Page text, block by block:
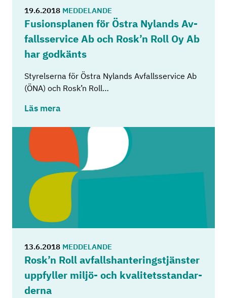
19.6.2018 MEDDELANDE
Fu­sions­pla­nen för Östra Ny­lands Av­
falls­ser­vice Ab och Rosk’n Roll Oy Ab
har god­känts
Styrelserna för Östra Nylands Avfallsservice Ab
(ÖNA) och Rosk’n Roll…
Läs mera
13.6.2018 MEDDELANDE
Rosk’n Roll av­falls­han­te­rings­tjäns­ter
upp­fyl­ler miljö-​ och kva­li­tets­stan­dar­
der­na